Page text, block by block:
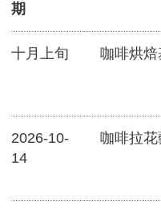
期
十月上旬 咖啡烘
2026-10-
14
咖啡拉